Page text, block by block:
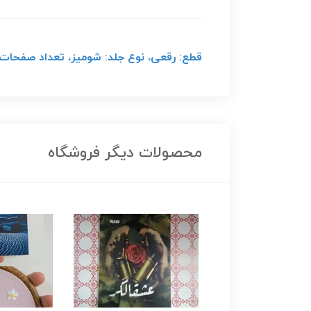
قطع: رقعی، نوع جلد: شومیز، تعداد صفحات: 214
محصولات دیگر فروشگاه